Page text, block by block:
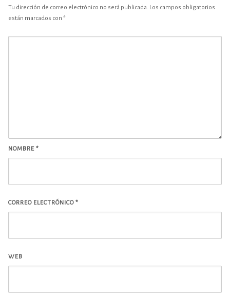
Tu dirección de correo electrónico no será publicada. Los campos obligatorios
están marcados con *
NOMBRE *
CORREO ELECTRÓNICO *
WEB